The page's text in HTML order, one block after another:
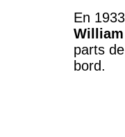
En
parts
bord.